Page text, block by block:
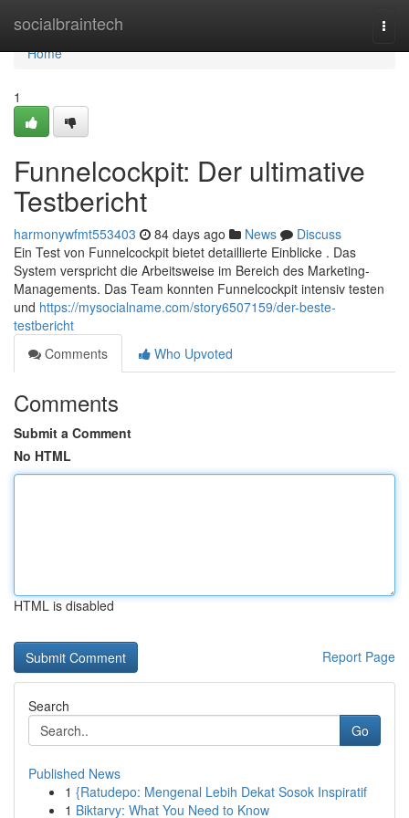
socialbraintech
Home
Home
1
Funnelcockpit: Der ultimative
Testbericht
harmonywfmt553403 84 days ago News
Discuss
Ein Test von Funnelcockpit bietet detaillierte Einblicke . Das
System verspricht die Arbeitsweise im Bereich des Marketing-
Managements. Das Team konnten Funnelcockpit intensiv testen
und https://mysocialname.com/story6507159/der-beste-
testbericht
Comments
Who Upvoted
Comments
Submit a Comment
No HTML
HTML is disabled
Report Page
Search
Go
Published News
1 {Ratudepo: Mengenal Lebih Dekat Sosok Inspiratif
1 Biktarvy: What You Need to Know